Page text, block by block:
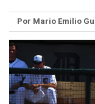
Por Mario Emilio